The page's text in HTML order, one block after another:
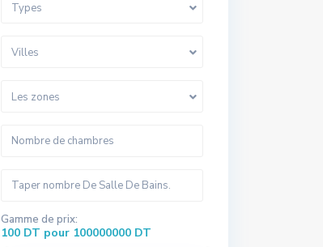
Types
Villes
Les zones
Gamme de prix:
100 DT pour 100000000 DT